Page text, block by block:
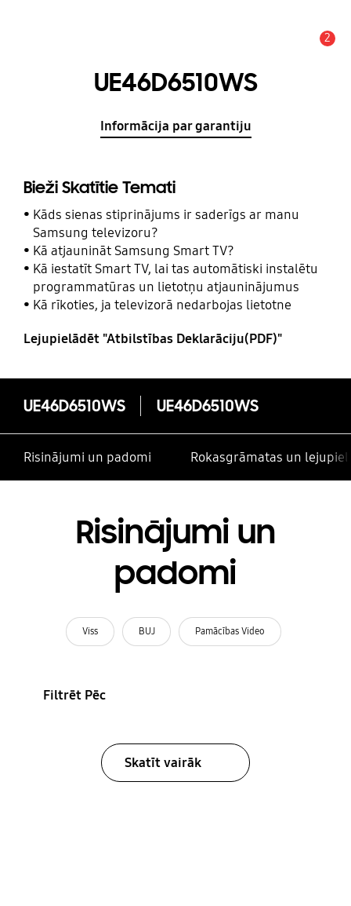
2
UE46D6510WS
Informācija par garantiju
Bieži Skatītie Temati
Kāds sienas stiprinājums ir saderīgs ar manu
Samsung televizoru?
Kā atjaunināt Samsung Smart TV?
Kā iestatīt Smart TV, lai tas automātiski instalētu
programmatūras un lietotņu atjauninājumus
Kā rīkoties, ja televizorā nedarbojas lietotne
Lejupielādēt "Atbilstības Deklarāciju(PDF)"
UE46D6510WS UE46D6510WS
Risinājumi un padomi Rokasgrāmatas un
Risinājumi un
padomi
Viss BUJ Pamācības Video
Filtrēt Pēc
Skatīt vairāk